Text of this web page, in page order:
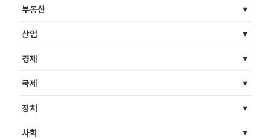
부동산
산업
경제
국제
정치
사회